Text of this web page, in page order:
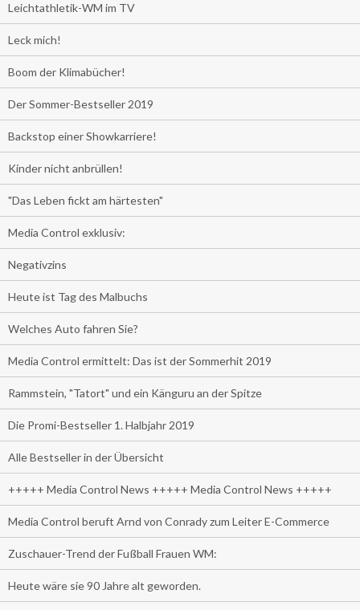
Leichtathletik-WM im TV
Leck mich!
Boom der Klimabücher!
Der Sommer-Bestseller 2019
Backstop einer Showkarriere!
Kinder nicht anbrüllen!
"Das Leben fickt am härtesten"
Media Control exklusiv:
Negativzins
Heute ist Tag des Malbuchs
Welches Auto fahren Sie?
Media Control ermittelt: Das ist der Sommerhit 2019
Rammstein, "Tatort" und ein Känguru an der Spitze
Die Promi-Bestseller 1. Halbjahr 2019
Alle Bestseller in der Übersicht
+++++ Media Control News +++++ Media Control News +++++
Media Control beruft Arnd von Conrady zum Leiter E-Commerce
Zuschauer-Trend der Fußball Frauen WM:
Heute wäre sie 90 Jahre alt geworden.